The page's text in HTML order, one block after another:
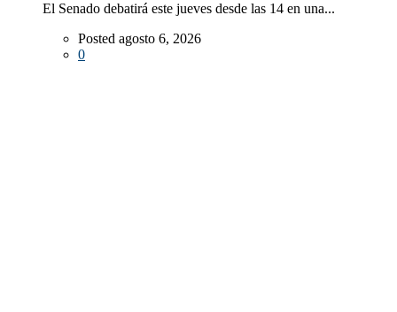
El Senado debatirá este jueves desde las 14 en una...
Posted agosto 6, 2026
0